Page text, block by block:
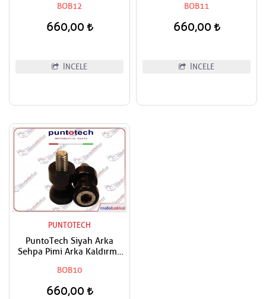
Sliders M10
BOB12
660,00
İNCELE
Sliders M10
BOB11
660,00
İNCELE
PUNTOTECH
PuntoTech Siyah Arka
Sehpa Pimi Arka Kaldırma
Sliders M10
BOB10
660,00